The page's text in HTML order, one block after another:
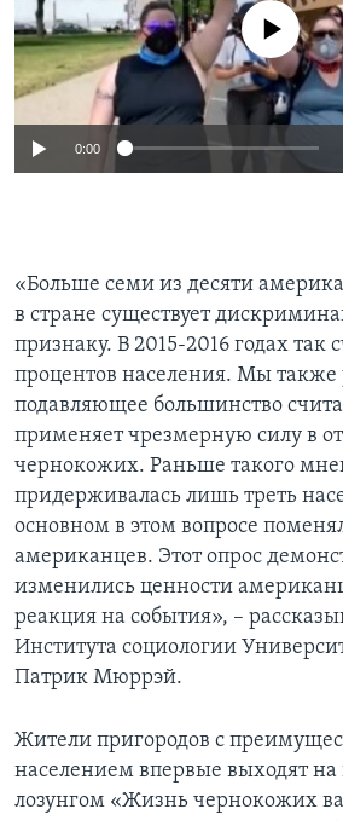
No media source
0:00
«Больше семи из десяти
в стране существует
признаку. В 2015-2016 годах так
процентов населения. Мы также
подавляющее большинство
применяет чрезмерную силу в
чернокожих. Раньше такого
придерживалась лишь треть
основном в этом вопросе
американцев. Этот опрос
изменились ценности
реакция на события», –
Института социологии
Патрик Мюррэй.
Жители пригородов с
населением впервые выходят на
лозунгом «Жизнь чернокожих